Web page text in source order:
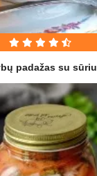
padažas su sūriu